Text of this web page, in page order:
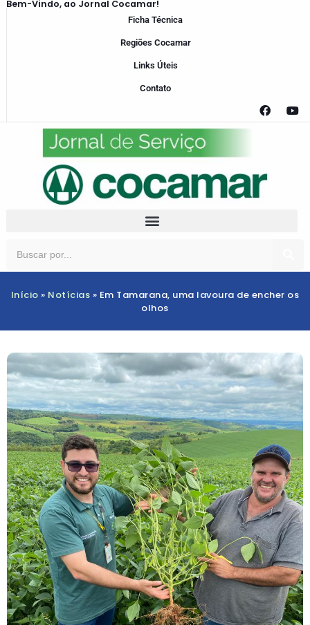
Bem-Vindo, ao Jornal Cocamar!
Ficha Técnica
Regiões Cocamar
Links Úteis
Contato
Início » Notícias » Em Tamarana, uma lavoura de encher os
olhos